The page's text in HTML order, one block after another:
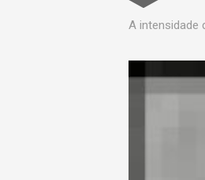
A intensidade